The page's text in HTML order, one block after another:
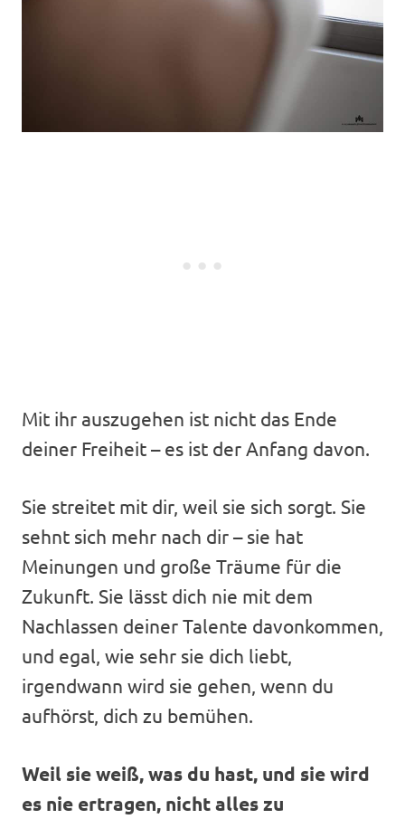
Mit ihr auszugehen ist nicht das Ende
deiner Freiheit – es ist der Anfang davon.
Sie streitet mit dir, weil sie sich sorgt. Sie
sehnt sich mehr nach dir – sie hat
Meinungen und große Träume für die
Zukunft. Sie lässt dich nie mit dem
Nachlassen deiner Talente davonkommen,
und egal, wie sehr sie dich liebt,
irgendwann wird sie gehen, wenn du
aufhörst, dich zu bemühen.
Weil sie weiß, was du hast, und sie wird
es nie ertragen, nicht alles zu